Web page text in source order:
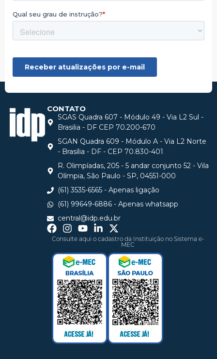
CONTATO
SGAS Quadra 607 - Módulo 49 - Via L2 Sul -
Brasilia - DF CEP 70.200-670
SGAN Quadra 609 - Módulo A - Via L2 Norte
- Brasília - DF - CEP 70.830-401
R. Olimpíadas, 205 - 5 andar conjunto 52 - Vila
Olímpia, São Paulo - SP, 04551-000
(61) 3535-6565 - Apenas ligação
(61) 99649-6886 - Apenas whatsapp
central@idp.edu.br
Consulte aqui o cadastro da Instituição no Sistema e-
MEC